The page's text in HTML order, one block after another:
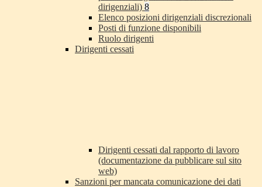
dirigenziali) 8
Elenco posizioni dirigenziali discrezionali
Posti di funzione disponibili
Ruolo dirigenti
Dirigenti cessati
Dirigenti cessati dal rapporto di lavoro
(documentazione da pubblicare sul sito
web)
Sanzioni per mancata comunicazione dei dati